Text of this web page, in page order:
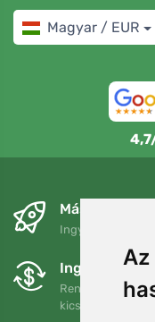
Magyar / EUR
Másnapra és
Ingyenes
Ingyenes
Rendelését 90
kicserélheti.